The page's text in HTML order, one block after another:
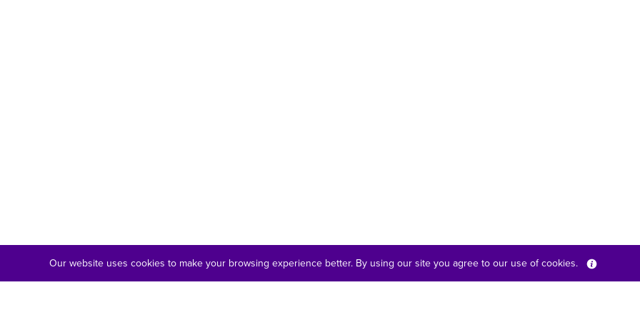
Our website uses cookies to make your browsing experience better. By using our site you agree to our use of cookies.